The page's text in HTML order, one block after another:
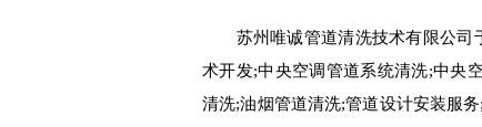
苏州唯诚管道清洗技术有限公司
术开发;中央空调管道系统清洗;中央
清洗;油烟管道清洗;管道设计安装服